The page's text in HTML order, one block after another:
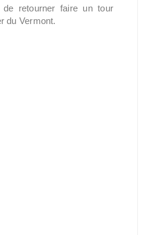
retourner faire un tour
du Vermont.